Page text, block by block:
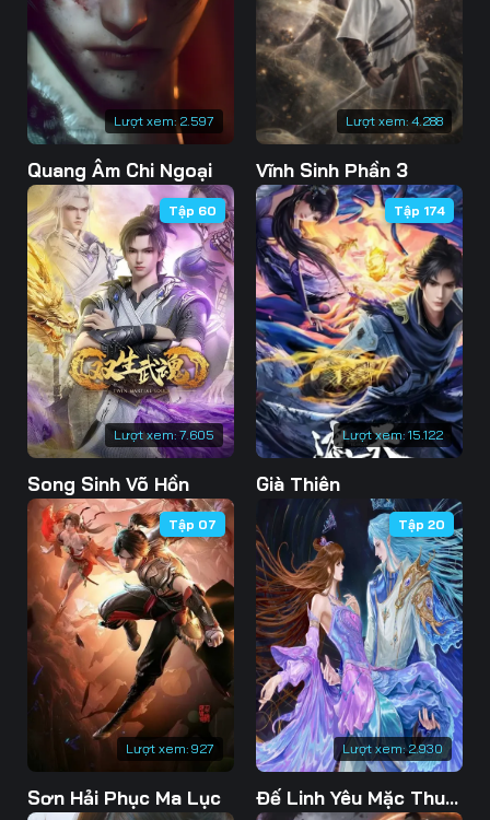
55 57
58 60
61 63
64 66
67 68 69
70 71 72
73 75
76 77 78
79 80 81
82 83 84
85 86 87
88 89 90
91 92 93
94 95 96
97 98 99
100 102
103 105
Lượt xem: 2.597
Quang Âm Chi Ngoại
Lượt xem: 4.288
Vĩnh Sinh Phần 3
Lượt xem: 7.605
Tập 60
Song Sinh Võ Hồn
Lượt xem: 15.122
Tập 174
Già Thiên
Lượt xem: 927
Tập 07
Sơn Hải Phục Ma Lục
Lượt xem: 2.930
Tập 20
Đế Linh Yêu Mặc Thuỷ Linh Lung